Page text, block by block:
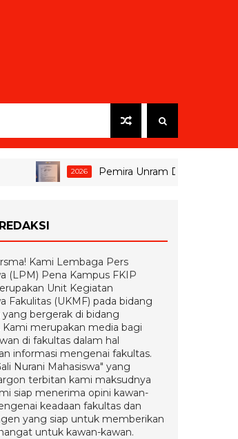
2026 Pemira Unram Ditunda, Tim
Kami Lembaga Pers
(LPM) Pena Kampus FKIP
Unit Kegiatan
Fakulitas (UKMF) pada bidang
yang bergerak di bidang
Kami merupakan media bagi
di fakultas dalam hal
informasi mengenai fakultas.
Nurani Mahasiswa" yang
terbitan kami maksudnya
siap menerima opini kawan-
keadaan fakultas dan
yang siap untuk memberikan
untuk kawan-kawan.